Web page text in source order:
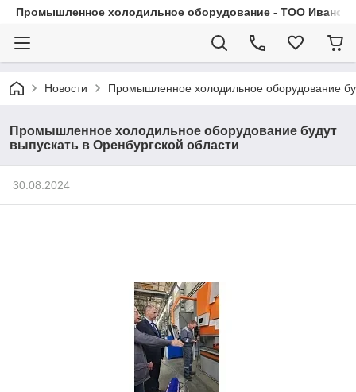
Промышленное холодильное оборудование - ТОО
Новости Промышленное холодильное оборудование
Промышленное холодильное оборудование будут
выпускать в Оренбургской области
30.08.2024